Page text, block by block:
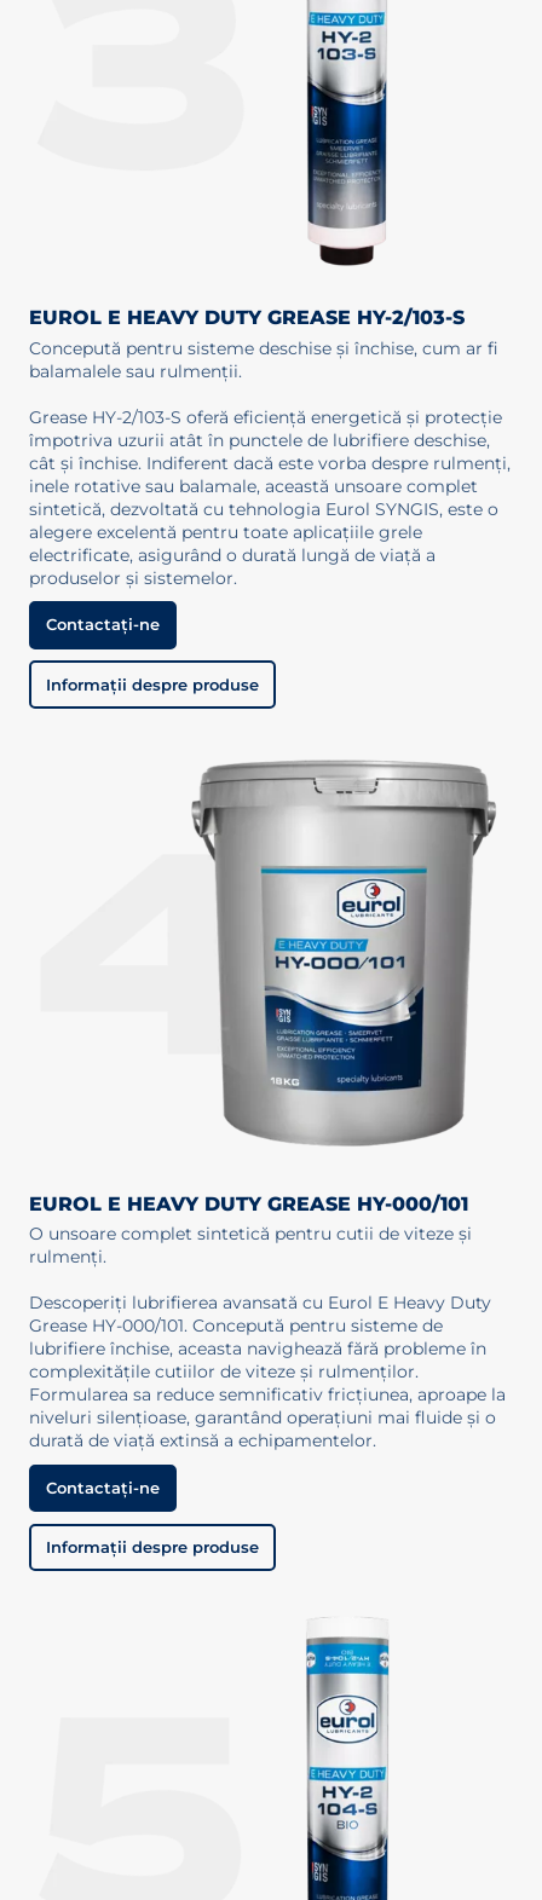
EUROL E HEAVY DUTY GREASE HY-2/103-S
Concepută pentru sisteme deschise și închise, cum ar fi
balamalele sau rulmenții.
Grease HY-2/103-S oferă eficiență energetică și protecție
împotriva uzurii atât în punctele de lubrifiere deschise,
cât și închise. Indiferent dacă este vorba despre rulmenți,
inele rotative sau balamale, această unsoare complet
sintetică, dezvoltată cu tehnologia Eurol SYNGIS, este o
alegere excelentă pentru toate aplicațiile grele
electrificate, asigurând o durată lungă de viață a
produselor și sistemelor.
Contactați-ne
Informații despre produse
EUROL E HEAVY DUTY GREASE HY-000/101
O unsoare complet sintetică pentru cutii de viteze și
rulmenți.
Descoperiți lubrifierea avansată cu Eurol E Heavy Duty
Grease HY-000/101. Concepută pentru sisteme de
lubrifiere închise, aceasta navighează fără probleme în
complexitățile cutiilor de viteze și rulmenților.
Formularea sa reduce semnificativ fricțiunea, aproape la
niveluri silențioase, garantând operațiuni mai fluide și o
durată de viață extinsă a echipamentelor.
Contactați-ne
Informații despre produse